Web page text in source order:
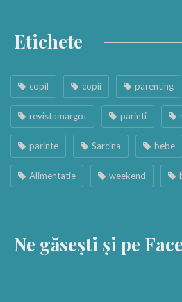
Etichete
copil copii parenting
revistamargot parinti
parinte Sarcina bebe
Alimentatie weekend
Ne găsești și pe